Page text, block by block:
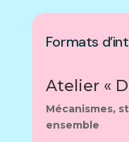
Formats
Atelier «
Mécanismes,
ensemble